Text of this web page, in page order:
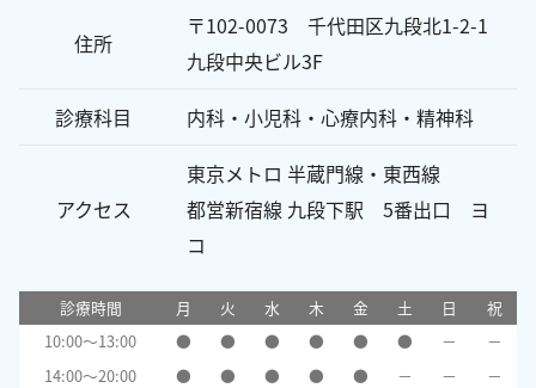
住所
〒102-0073 千代田区九段北1-2-1
九段中央ビル3F
診療科目
内科・小児科・心療内科・精神科
アクセス
東京メトロ 半蔵門線・東西線
都営新宿線 九段下駅 5番出口 ヨ
コ
診療時間 月 火 水 木 金 土 日
祝
10:00～13:00
● ● ● ● ● ● －
－
14:00～20:00
● ● ● ● ● － － －